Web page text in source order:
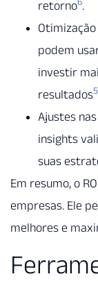
retorno .
podem
investir
resultados5
Ajustes
insights
suas
Em resumo, o
empresas. Ele
melhores e